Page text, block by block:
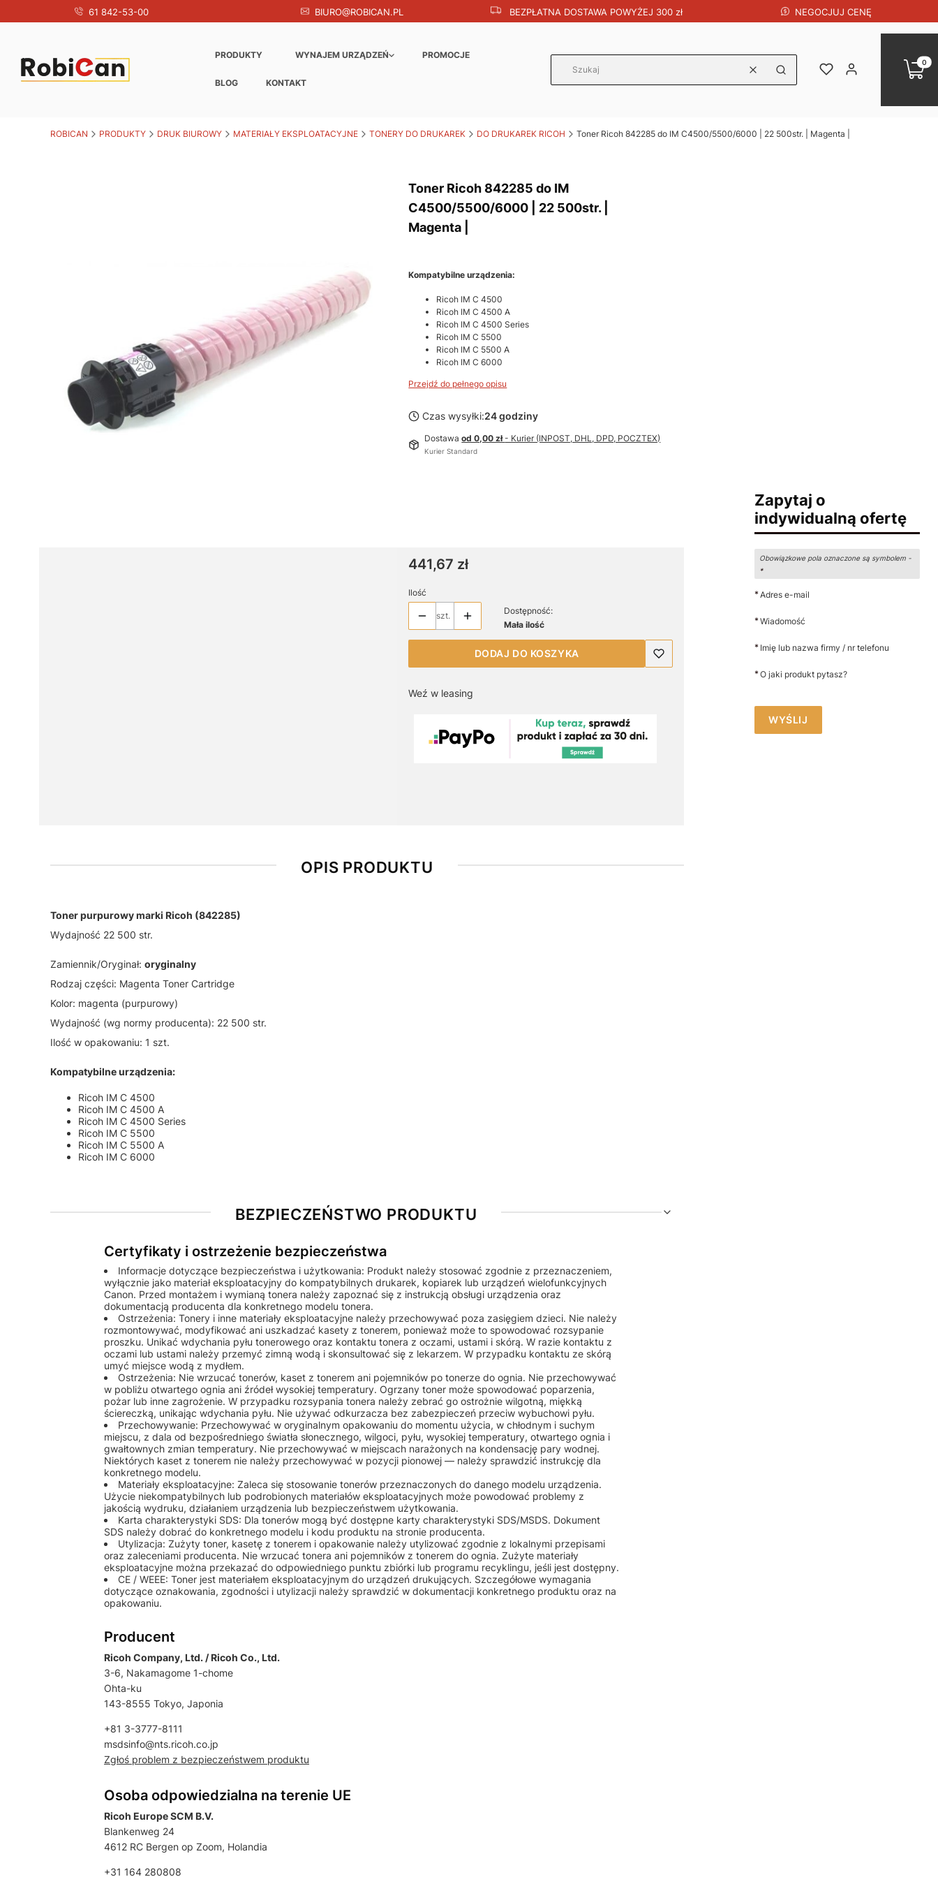
61 842-53-00 BIURO@ROBICAN.PL BEZPŁATNA DOSTAWA POWYŻEJ 300 zł NEGOCJUJ CENĘ
PRODUKTY WYNAJEM URZĄDZEŃ PROMOCJE
BLOG KONTAKT
WyczyśćSzukaj
UlubioneZaloguj się
ROBICAN PRODUKTY DRUK BIUROWY MATERIAŁY EKSPLOATACYJNE TONERY DO DRUKAREK DO DRUKAREK RICOH Toner Ricoh 842285 do IM C4500/5500/6000 | 22 500str. | Magenta |
Toner Ricoh 842285 do IM
C4500/5500/6000 | 22 500str. |
Magenta |
Kompatybilne urządzenia:
Ricoh IM C 4500
Ricoh IM C 4500 A
Ricoh IM C 4500 Series
Ricoh IM C 5500
Ricoh IM C 5500 A
Ricoh IM C 6000
Przejdź do pełnego opisu
Czas wysyłki:24 godziny
Dostawaod 0,00 zł- Kurier (INPOST, DHL, DPD, POCZTEX)
Kurier Standard
Cena
441,67 zł
Ilość
szt.
Dostępność:
Mała ilość
DODAJ DO KOSZYKA
Weź w leasing
OPIS PRODUKTU
Toner purpurowy marki Ricoh (842285)
Wydajność 22 500 str.
Zamiennik/Oryginał: oryginalny
Rodzaj części: Magenta Toner Cartridge
Kolor: magenta (purpurowy)
Wydajność (wg normy producenta): 22 500 str.
Ilość w opakowaniu: 1 szt.
Kompatybilne urządzenia:
Ricoh IM C 4500
Ricoh IM C 4500 A
Ricoh IM C 4500 Series
Ricoh IM C 5500
Ricoh IM C 5500 A
Ricoh IM C 6000
Zapytaj o
indywidualną ofertę
Obowiązkowe pola oznaczone są symbolem -
*
*Adres e-mail
*Wiadomość
* Imię lub nazwa firmy / nr telefonu
*O jaki produkt pytasz?
WYŚLIJ
BEZPIECZEŃSTWO PRODUKTU
Certyfikaty i ostrzeżenie bezpieczeństwa
Informacje dotyczące bezpieczeństwa i użytkowania: Produkt należy stosować zgodnie z przeznaczeniem,
wyłącznie jako materiał eksploatacyjny do kompatybilnych drukarek, kopiarek lub urządzeń wielofunkcyjnych
Canon. Przed montażem i wymianą tonera należy zapoznać się z instrukcją obsługi urządzenia oraz
dokumentacją producenta dla konkretnego modelu tonera.
Ostrzeżenia: Tonery i inne materiały eksploatacyjne należy przechowywać poza zasięgiem dzieci. Nie należy
rozmontowywać, modyfikować ani uszkadzać kasety z tonerem, ponieważ może to spowodować rozsypanie
proszku. Unikać wdychania pyłu tonerowego oraz kontaktu tonera z oczami, ustami i skórą. W razie kontaktu z
oczami lub ustami należy przemyć zimną wodą i skonsultować się z lekarzem. W przypadku kontaktu ze skórą
umyć miejsce wodą z mydłem.
Ostrzeżenia: Nie wrzucać tonerów, kaset z tonerem ani pojemników po tonerze do ognia. Nie przechowywać
w pobliżu otwartego ognia ani źródeł wysokiej temperatury. Ogrzany toner może spowodować poparzenia,
pożar lub inne zagrożenie. W przypadku rozsypania tonera należy zebrać go ostrożnie wilgotną, miękką
ściereczką, unikając wdychania pyłu. Nie używać odkurzacza bez zabezpieczeń przeciw wybuchowi pyłu.
Przechowywanie: Przechowywać w oryginalnym opakowaniu do momentu użycia, w chłodnym i suchym
miejscu, z dala od bezpośredniego światła słonecznego, wilgoci, pyłu, wysokiej temperatury, otwartego ognia i
gwałtownych zmian temperatury. Nie przechowywać w miejscach narażonych na kondensację pary wodnej.
Niektórych kaset z tonerem nie należy przechowywać w pozycji pionowej — należy sprawdzić instrukcję dla
konkretnego modelu.
Materiały eksploatacyjne: Zaleca się stosowanie tonerów przeznaczonych do danego modelu urządzenia.
Użycie niekompatybilnych lub podrobionych materiałów eksploatacyjnych może powodować problemy z
jakością wydruku, działaniem urządzenia lub bezpieczeństwem użytkowania.
Karta charakterystyki SDS: Dla tonerów mogą być dostępne karty charakterystyki SDS/MSDS. Dokument
SDS należy dobrać do konkretnego modelu i kodu produktu na stronie producenta.
Utylizacja: Zużyty toner, kasetę z tonerem i opakowanie należy utylizować zgodnie z lokalnymi przepisami
oraz zaleceniami producenta. Nie wrzucać tonera ani pojemników z tonerem do ognia. Zużyte materiały
eksploatacyjne można przekazać do odpowiedniego punktu zbiórki lub programu recyklingu, jeśli jest dostępny.
CE / WEEE: Toner jest materiałem eksploatacyjnym do urządzeń drukujących. Szczegółowe wymagania
dotyczące oznakowania, zgodności i utylizacji należy sprawdzić w dokumentacji konkretnego produktu oraz na
opakowaniu.
Producent
Ricoh Company, Ltd. / Ricoh Co., Ltd.
3-6, Nakamagome 1-chome
Ohta-ku
143-8555 Tokyo, Japonia
+81 3-3777-8111
msdsinfo@nts.ricoh.co.jp
Zgłoś problem z bezpieczeństwem produktu
Osoba odpowiedzialna na terenie UE
Ricoh Europe SCM B.V.
Blankenweg 24
4612 RC Bergen op Zoom, Holandia
+31 164 280808